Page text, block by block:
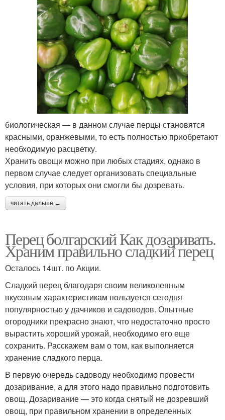
биологическая — в данном случае перцы становятся
красными, оранжевыми, то есть полностью приобретают
необходимую расцветку.
Хранить овощи можно при любых стадиях, однако в
первом случае следует организовать специальные
условия, при которых они смогли бы дозревать.
читать дальше →
Перец болгарский Как дозаривать.
Храним правильно сладкий перец
Осталось 14шт. по Акции.
Сладкий перец благодаря своим великолепным
вкусовым характеристикам пользуется сегодня
популярностью у дачников и садоводов. Опытные
огородники прекрасно знают, что недостаточно просто
вырастить хороший урожай, необходимо его еще
сохранить. Расскажем вам о том, как выполняется
хранение сладкого перца.
В первую очередь садоводу необходимо провести
дозаривание, а для этого надо правильно подготовить
овощ. Дозаривание — это когда снятый не дозревший
овощ, при правильном хранении в определенных